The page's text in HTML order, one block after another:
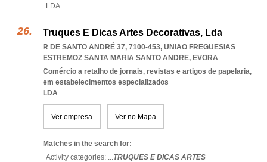
LDA...
Truques E Dicas Artes Decorativas, Lda
R DE SANTO ANDRÉ 37, 7100-453, UNIAO FREGUESIAS
ESTREMOZ SANTA MARIA SANTO ANDRE, EVORA
Comércio a retalho de jornais, revistas e artigos de papelaria,
em estabelecimentos especializados
LDA
Ver empresa Ver no Mapa
Matches in the search for:
Activity categories: ...TRUQUES E DICAS ARTES